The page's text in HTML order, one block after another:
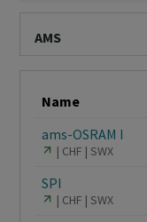
AMS
Name
ams-OSRAM I
CHF SWX
SPI
CHF SWX